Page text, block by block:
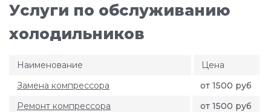
Услуги по обслуживанию
холодильников
Наименование
Цена
Замена компрессора
от 1500 руб
Ремонт компрессора
от 1500 руб